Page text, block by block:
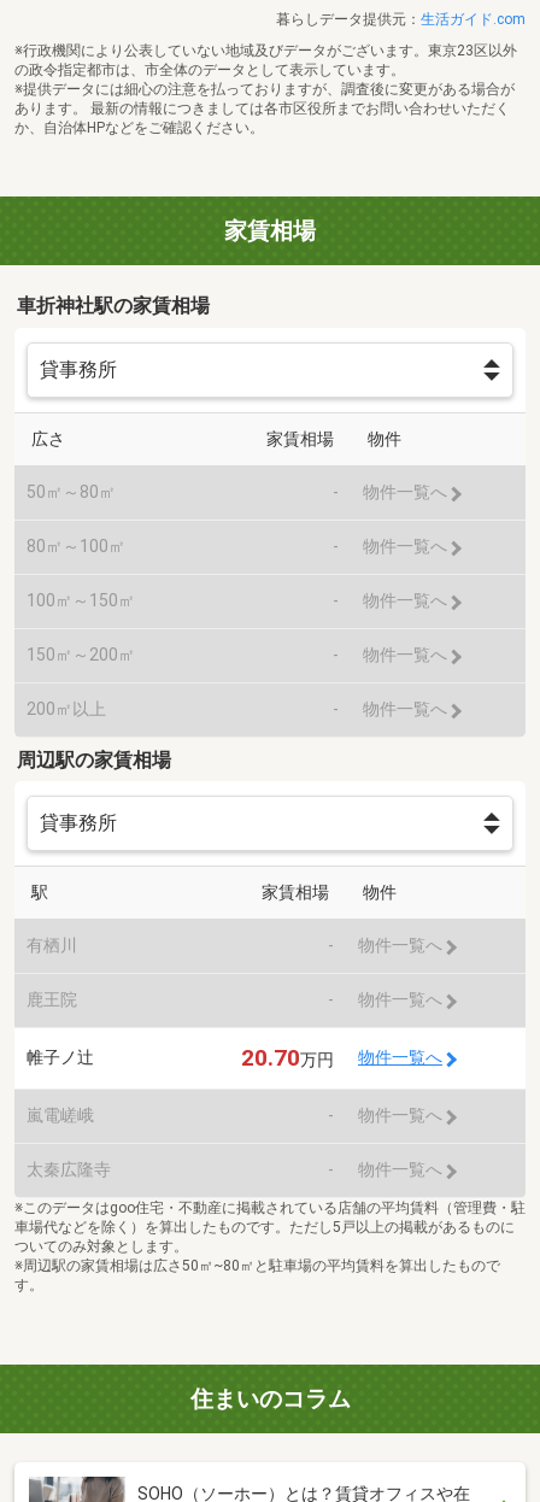
暮らしデータ提供元： 生活ガイド.com
※行政機関により公表していない地域及びデータがございます。東京23区以外
の政令指定都市は、市全体のデータとして表示しています。
※提供データには細心の注意を払っておりますが、調査後に変更がある場合が
あります。 最新の情報につきましては各市区役所までお問い合わせいただく
か、自治体HPなどをご確認ください。
家賃相場
車折神社駅の家賃相場
広さ 家賃相場 物件
50㎡～80㎡ - 物件一覧へ
80㎡～100㎡ - 物件一覧へ
100㎡～150㎡ - 物件一覧へ
150㎡～200㎡ - 物件一覧へ
200㎡以上 - 物件一覧へ
周辺駅の家賃相場
駅 家賃相場 物件
有栖川 - 物件一覧へ
鹿王院 - 物件一覧へ
帷子ノ辻 20.70万円 物件一覧へ
嵐電嵯峨 - 物件一覧へ
太秦広隆寺 - 物件一覧へ
※このデータはgoo住宅・不動産に掲載されている店舗の平均賃料（管理費・駐
車場代などを除く）を算出したものです。ただし5戸以上の掲載があるものに
ついてのみ対象とします。
※周辺駅の家賃相場は広さ50㎡~80㎡と駐車場の平均賃料を算出したもので
す。
住まいのコラム
SOHO（ソーホー）とは？賃貸オフィスや在